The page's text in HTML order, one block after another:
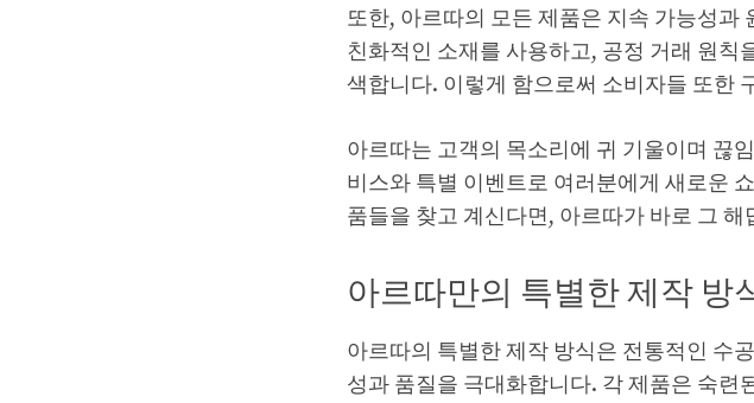
또한, 아르따의 모든 제품은 지속 가능성과
친화적인 소재를 사용하고, 공정 거래 원칙
색합니다. 이렇게 함으로써 소비자들 또한
아르따는 고객의 목소리에 귀 기울이며 끊
비스와 특별 이벤트로 여러분에게 새로운
품들을 찾고 계신다면, 아르따가 바로 그 해
아르따만의 특별한 제작 방
아르따의 특별한 제작 방식은 전통적인 수
성과 품질을 극대화합니다. 각 제품은 숙